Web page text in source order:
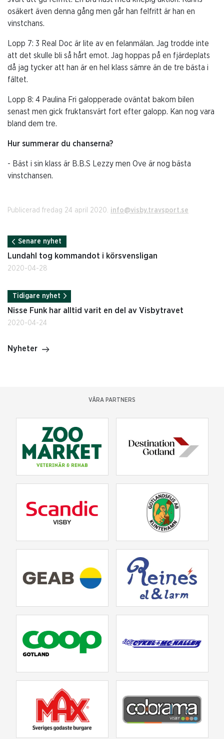
osäkert även denna gång men går han felfritt är han en
vinstchans.
Lopp 7: 3 Real Doc är lite av en felanmälan. Jag trodde inte
att det skulle bli så hårt emot. Jag hoppas på en fjärdeplats
då jag tycker att han är en hel klass sämre än de tre bästa i
fältet.
Lopp 8: 4 Paulina Fri galopperade oväntat bakom bilen
senast men gick fruktansvärt fort efter galopp. Kan nog vara
bland dem tre.
Hur summerar du chanserna?
- Bäst i sin klass är B.B.S Lezzy men Ove är nog bästa
vinstchansen.
Publicerad fredag 24 april 2020. info@visby.travsport.se
Senare nyhet
Lundahl tog kommandot i körsvensligan
2020-04-28
Tidigare nyhet
Nisse Funk har alltid varit en del av Visbytravet
2020-04-24
Nyheter
VÅRA PARTNERS